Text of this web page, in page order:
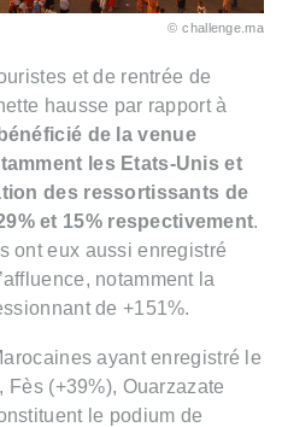
challenge.ma
et de rentrée de
hausse par rapport à
de la venue
les Etats-Unis et
des ressortissants de
et 15% respectivement.
ont eux aussi enregistré
notamment la
de +151%.
ayant enregistré le
Fès (+39%), Ouarzazate
le podium de